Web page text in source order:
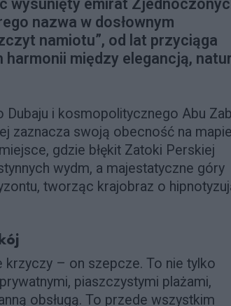
wysunięty emirat
nazwa w dosłownym
namiotu”, od lat przyciąga
między elegancją,
Dubaju i kosmopolitycznego Abu
zaznacza swoją obecność na mapie
gdzie błękit Zatoki Perskiej
wydm, a majestatyczne góry
tworząc krajobraz o
krzyczy – on szepcze. To nie tylko
piaszczystymi plażami,
obsługą. To przede wszystkim